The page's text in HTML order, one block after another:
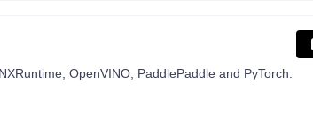
OpenVINO, PaddlePaddle and PyTorch.